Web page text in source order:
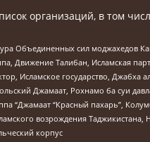
организаций, в том
Объединенных сил моджахедов
Движение Талибан, Исламская
Исламское государство,
Джамаат, Рохнамо ба суи
“Джамаат “Красный пахарь”,
возрождения
корпус